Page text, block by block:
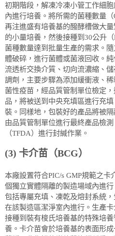
初期階段，解凍冷凍小管工作細
內進行培養。將所需的菌種數量
再注進盛有培養基的醱酵槽做大
的小量培養，然後接種到30公升
菌種數量達到批量生產的需求。
體破碎，進行菌體或菌液回收。
流透析交換介質、切向流濃縮、
調劑，主要步驟為添加緩衝液、
菌性疫苗，經品質管制單位檢定
品，將被送到中央充填區進行充
裝。同樣地，包裝好的產品將被
由品質管制單位進行最終產品檢
（TFDA）進行封緘作業。
(3) 卡介苗（BCG）
本廠設置符合PIC/s GMP規範之
個獨立實體隔離的製造場域內進
包括專屬充填、凍乾及熔封系統
在該製造區潔淨室內進行。生產
接種到裝有梭氏培養基的特殊培
養。卡介苗會於培養基的表面形